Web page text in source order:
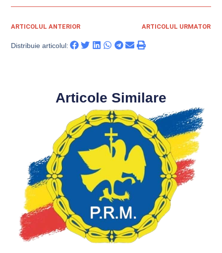
ARTICOLUL ANTERIOR ARTICOLUL URMATOR
Distribuie articolul:
Articole Similare